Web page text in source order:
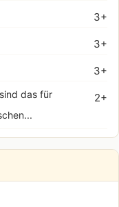
3+
3+
3+
2+
das für